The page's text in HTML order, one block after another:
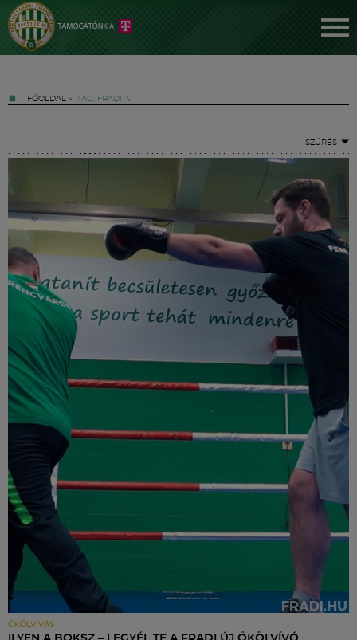
FŐOLDAL » TAG: FRADITV
SZŰRÉS
ÖKÖLVÍVÁS
Jegyek
FM YouTube +
Hírek
Labdarúgás
Szakosztályok
Meccscenter
Klub
Szolgáltatások
Shop